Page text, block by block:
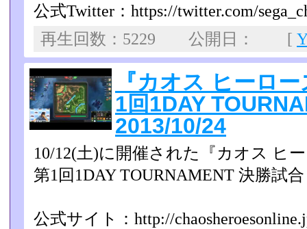
公式Twitter：https://twitter.com/
再生回数：5229 公開日： [
『カオス ヒーロ
1回1DAY
2013/10/24
10/12(土)に開催された『カオス ヒ
第1回1DAY TOURNAMENT 決勝試
公式サイト：http://